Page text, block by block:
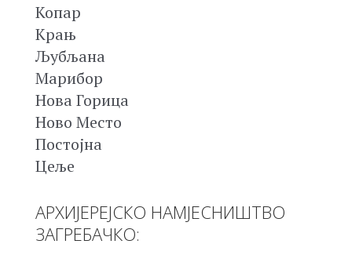
Копар
Крањ
Љубљана
Марибор
Нова Горица
Ново Место
Постојна
Цеље
АРХИЈЕРЕЈСКО НАМЈЕСНИШТВО
ЗАГРЕБАЧКО: